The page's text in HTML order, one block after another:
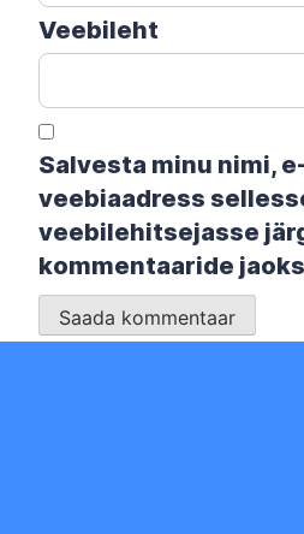
Veebileht
Salvesta minu nimi,
veebiaadress
veebilehitsejasse
kommentaaride